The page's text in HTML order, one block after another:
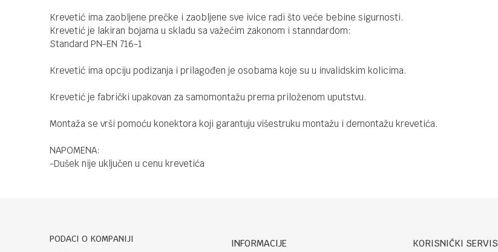
Krevetić ima zaobljene prečke i zaobljene sve ivice radi što veće bebine sigurnosti.
Krevetić je lakiran bojama u skladu sa važećim zakonom i stanndardom:
Standard PN-EN 716-1
Krevetić ima opciju podizanja i prilagođen je osobama koje su u invalidskim kolicima.
Krevetić je fabrički upakovan za samomontažu prema priloženom uputstvu.
Montaža se vrši pomoću konektora koji garantuju višestruku montažu i demontažu krevetića.
NAPOMENA:
-Dušek nije uključen u cenu krevetića
PODACI O KOMPANIJI
INFORMACIJE KORISNIČKI SERVIS